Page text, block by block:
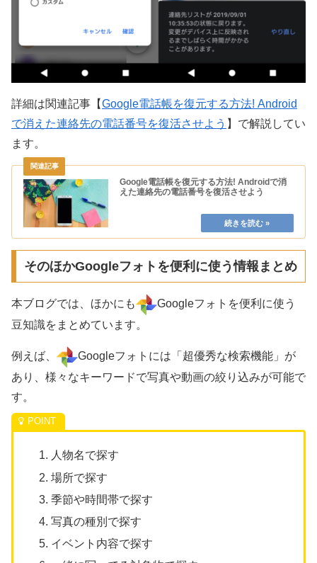
詳細は関連記事【Google電話帳を復元する方法! Android
で消えた連絡先の電話番号を復活させよう 】で解説してい
ます。
Google電話帳を復元する方法! Androidで消
えた連絡先の電話番号を復活させよう
そのほかGoogleフォトを便利に使う情報まとめ
本ブログでは、ほかにも
Googleフォトを便利に使う
豆知識をまとめています。
例えば、
Googleフォトには「超優秀な検索機能」が
あり、様々なキーワードで写真や動画の絞り込みが可能で
す。
人物名で探す
場所で探す
季節や時間帯で探す
写真の種別で探す
イベント内容で探す